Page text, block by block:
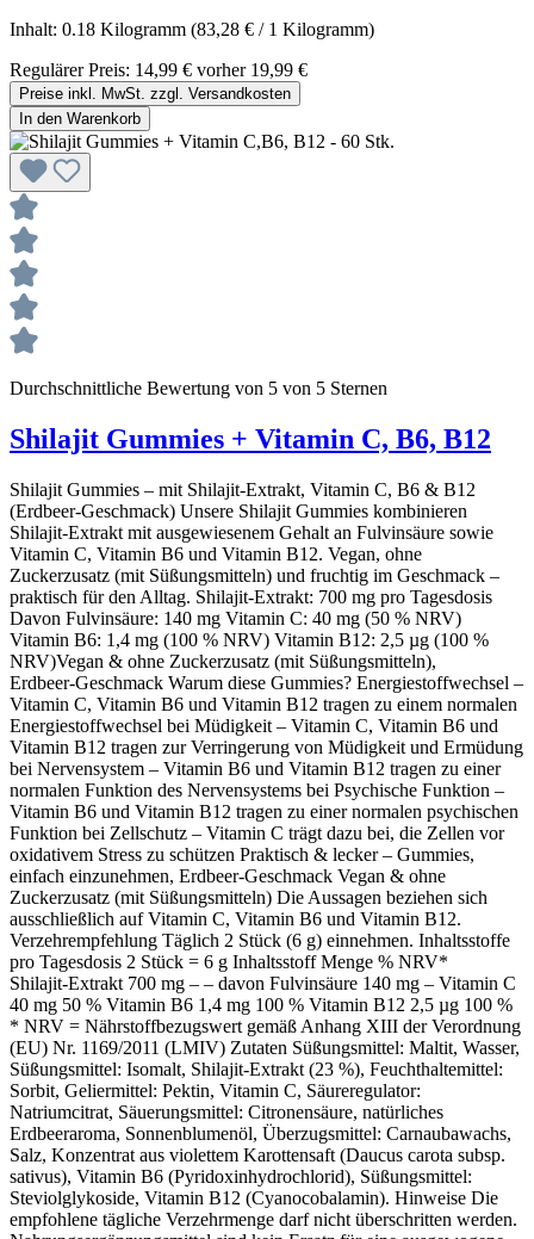
Inhalt: 0.18 Kilogramm (83,28 € / 1 Kilogramm)
Regulärer Preis: 14,99 € vorher 19,99 €
Preise inkl. MwSt. zzgl. Versandkosten
In den Warenkorb
Durchschnittliche Bewertung von 5 von 5 Sternen
Shilajit Gummies + Vitamin C, B6, B12
Shilajit Gummies – mit Shilajit‑Extrakt, Vitamin C, B6 & B12
(Erdbeer‑Geschmack) Unsere Shilajit Gummies kombinieren
Shilajit‑Extrakt mit ausgewiesenem Gehalt an Fulvinsäure sowie
Vitamin C, Vitamin B6 und Vitamin B12. Vegan, ohne
Zuckerzusatz (mit Süßungsmitteln) und fruchtig im Geschmack –
praktisch für den Alltag. Shilajit‑Extrakt: 700 mg pro Tagesdosis
Davon Fulvinsäure: 140 mg Vitamin C: 40 mg (50 % NRV)
Vitamin B6: 1,4 mg (100 % NRV) Vitamin B12: 2,5 µg (100 %
NRV)Vegan & ohne Zuckerzusatz (mit Süßungsmitteln),
Erdbeer‑Geschmack Warum diese Gummies? Energiestoffwechsel –
Vitamin C, Vitamin B6 und Vitamin B12 tragen zu einem normalen
Energiestoffwechsel bei Müdigkeit – Vitamin C, Vitamin B6 und
Vitamin B12 tragen zur Verringerung von Müdigkeit und Ermüdung
bei Nervensystem – Vitamin B6 und Vitamin B12 tragen zu einer
normalen Funktion des Nervensystems bei Psychische Funktion –
Vitamin B6 und Vitamin B12 tragen zu einer normalen psychischen
Funktion bei Zellschutz – Vitamin C trägt dazu bei, die Zellen vor
oxidativem Stress zu schützen Praktisch & lecker – Gummies,
einfach einzunehmen, Erdbeer‑Geschmack Vegan & ohne
Zuckerzusatz (mit Süßungsmitteln) Die Aussagen beziehen sich
ausschließlich auf Vitamin C, Vitamin B6 und Vitamin B12.
Verzehrempfehlung Täglich 2 Stück (6 g) einnehmen. Inhaltsstoffe
pro Tagesdosis 2 Stück = 6 g Inhaltsstoff Menge % NRV*
Shilajit‑Extrakt 700 mg – – davon Fulvinsäure 140 mg – Vitamin C
40 mg 50 % Vitamin B6 1,4 mg 100 % Vitamin B12 2,5 µg 100 %
* NRV = Nährstoffbezugswert gemäß Anhang XIII der Verordnung
(EU) Nr. 1169/2011 (LMIV) Zutaten Süßungsmittel: Maltit, Wasser,
Süßungsmittel: Isomalt, Shilajit‑Extrakt (23 %), Feuchthaltemittel:
Sorbit, Geliermittel: Pektin, Vitamin C, Säureregulator:
Natriumcitrat, Säuerungsmittel: Citronensäure, natürliches
Erdbeeraroma, Sonnenblumenöl, Überzugsmittel: Carnaubawachs,
Salz, Konzentrat aus violettem Karottensaft (Daucus carota subsp.
sativus), Vitamin B6 (Pyridoxinhydrochlorid), Süßungsmittel:
Steviolglykoside, Vitamin B12 (Cyanocobalamin). Hinweise Die
empfohlene tägliche Verzehrmenge darf nicht überschritten werden.